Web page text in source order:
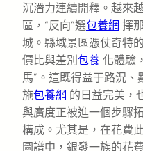
沉潛力連續開釋。越來
區，“反向”選包養網 擇
城。縣域景區憑仗奇特
價比與差別 包養 化體驗
馬”。這既得益于路況
施包養網 的日益完美，
與廣度正被進一個步驟
構成。尤其是，在花費
圖譜中，銀發一族的花